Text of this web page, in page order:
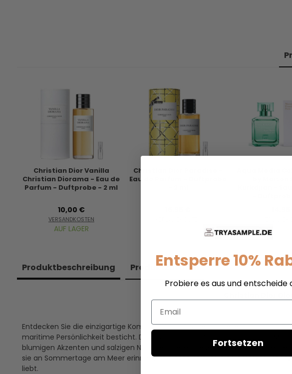
Christian Dior Vanilla
Christian Diorama - Eau de
Parfum - Duftprobe - 2 ml
10,00 €
VERSANDKOSTEN
AUF LAGER
Christian Dior Paradise -
Eau de Parfum - Duftprobe
AUF
Produkt­beschreibung Produkt­zutaten
Christian Dior
Entdecken Sie die einzigartige Kombination von Noten in diesem Christian
maritime Persönlichkeit besticht. Dieses Duftprobe-Set bietet Ihnen die
blumigen Akzenten und salzigen Nuancen bietet dieses Eau de Parfum ein
sie an Sommertage am Meer erinnert, ist dieses Parfum eine perfekte
liebt.
Entsperre 10%
Probiere es aus und entscheide
Email
Fortsetzen